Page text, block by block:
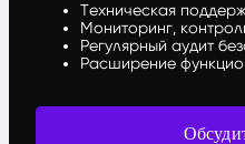
Техническая
Мониторинг,
Регулярный аудит
Расширение